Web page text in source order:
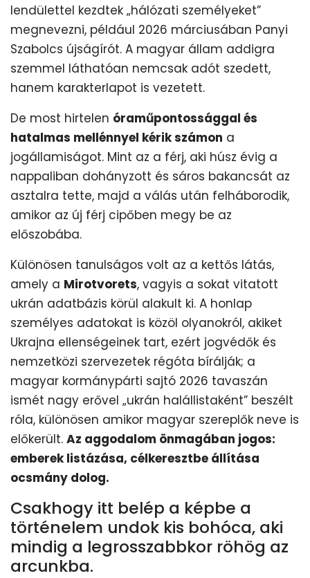
lendülettel kezdtek „hálózati személyeket”
megnevezni, például 2026 márciusában Panyi
Szabolcs újságírót. A magyar állam addigra
szemmel láthatóan nemcsak adót szedett,
hanem karakterlapot is vezetett.
De most hirtelen óraműpontossággal és
hatalmas mellénnyel kérik számon a
jogállamiságot. Mint az a férj, aki húsz évig a
nappaliban dohányzott és sáros bakancsát az
asztalra tette, majd a válás után felháborodik,
amikor az új férj cipőben megy be az
előszobába.
Különösen tanulságos volt az a kettős látás,
amely a Mirotvorets, vagyis a sokat vitatott
ukrán adatbázis körül alakult ki. A honlap
személyes adatokat is közöl olyanokról, akiket
Ukrajna ellenségeinek tart, ezért jogvédők és
nemzetközi szervezetek régóta bírálják; a
magyar kormánypárti sajtó 2026 tavaszán
ismét nagy erővel „ukrán halállistaként” beszélt
róla, különösen amikor magyar szereplők neve is
előkerült. Az aggodalom önmagában jogos:
emberek listázása, célkeresztbe állítása
ocsmány dolog.
Csakhogy itt belép a képbe a
történelem undok kis bohóca, aki
mindig a legrosszabbkor röhög az
arcunkba.